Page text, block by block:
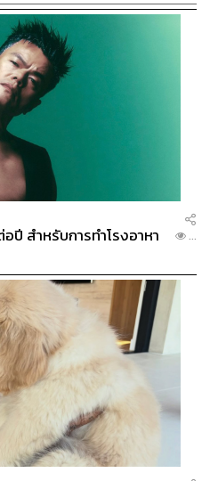
ปี สำหรับการทำโรงอาหา
...